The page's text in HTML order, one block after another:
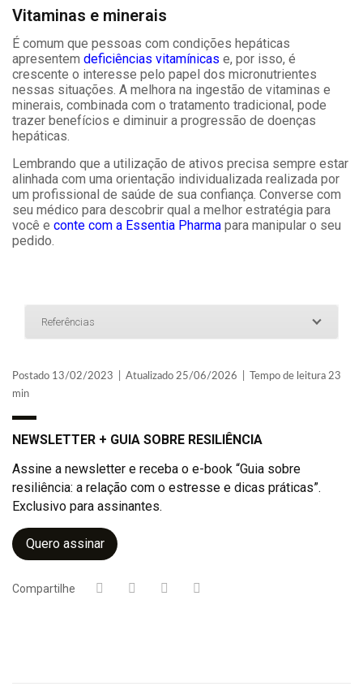
Vitaminas e minerais
É comum que pessoas com condições hepáticas
apresentem deficiências vitamínicas e, por isso, é
crescente o interesse pelo papel dos micronutrientes
nessas situações. A melhora na ingestão de vitaminas e
minerais, combinada com o tratamento tradicional, pode
trazer benefícios e diminuir a progressão de doenças
hepáticas.
Lembrando que a utilização de ativos precisa sempre estar
alinhada com uma orientação individualizada realizada por
um profissional de saúde de sua confiança. Converse com
seu médico para descobrir qual a melhor estratégia para
você e conte com a Essentia Pharma para manipular o seu
pedido.
Referências
Postado 13/02/2023 | Atualizado 25/06/2026 | Tempo de leitura 23
min
NEWSLETTER + GUIA SOBRE RESILIÊNCIA
Assine a newsletter e receba o e-book “Guia sobre
resiliência: a relação com o estresse e dicas práticas”.
Exclusivo para assinantes.
Quero assinar
Compartilhe